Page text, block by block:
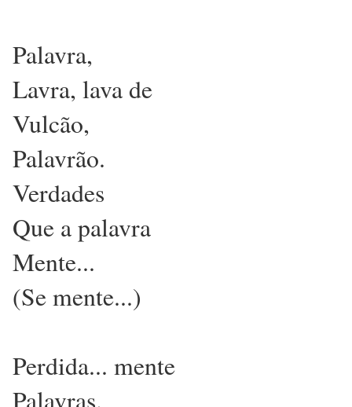
Palavra,
Lavra, lava de
Vulcão,
Palavrão.
Verdades
Que a palavra
Mente...
(Se mente...)
Perdida... mente
Palavras.